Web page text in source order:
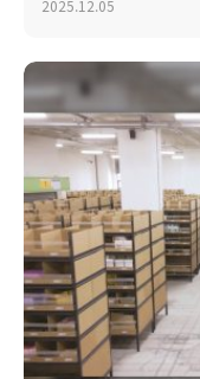
2025.12.05